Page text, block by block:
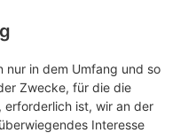
nur in dem Umfang und so
Zwecke, für die die
erforderlich ist, wir an der
Interesse